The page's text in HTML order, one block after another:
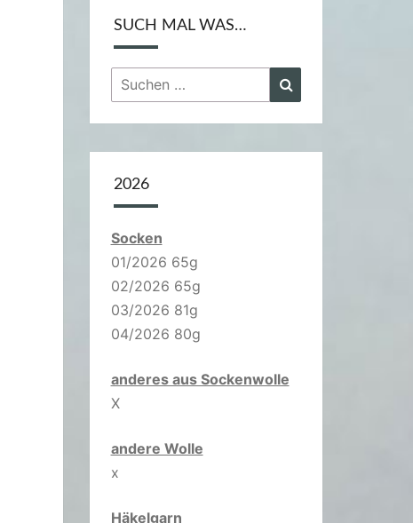
SUCH MAL WAS…
Suchen
nach:
2026
Socken
01/2026 65g
02/2026 65g
03/2026 81g
04/2026 80g
anderes aus Sockenwolle
X
andere Wolle
x
Häkelgarn